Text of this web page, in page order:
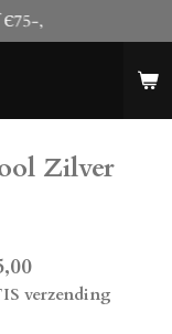
Є75-,
Zilver
verzending